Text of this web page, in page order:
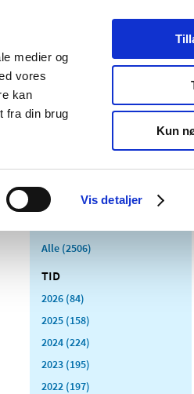
medier og
vores
kan
fra din brug
Vis detaljer
Kun
Udgivelser
Særlige
produktområder
Alle (2506)
TID
2026 (84)
2025 (158)
2024 (224)
2023 (195)
2022 (197)